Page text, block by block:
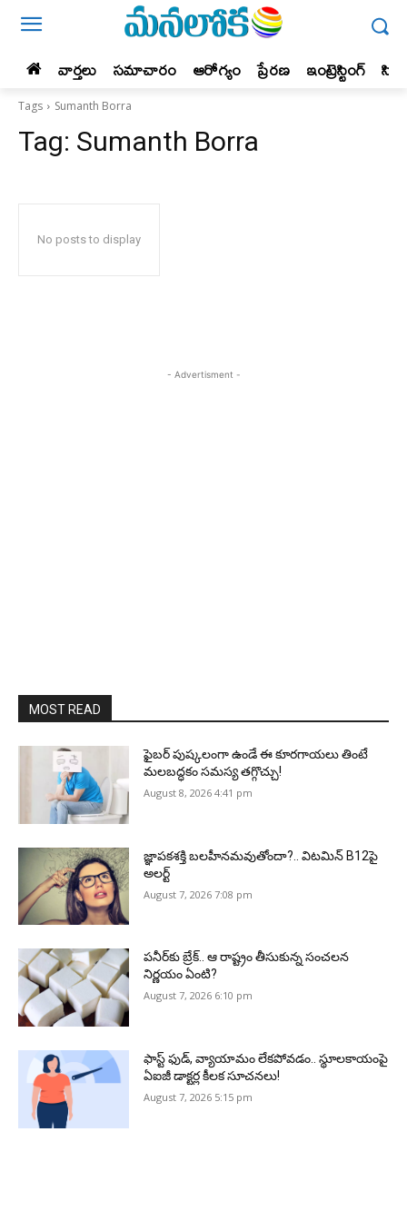
వార్తలు సమాచారం ఆరోగ్యం ప్రేర‌ణ‌ ఇంట్రెస్టింగ్‌
Tags Sumanth Borra
Tag: Sumanth Borra
No posts to display
- Advertisment -
MOST READ
ఫైబర్‌ పుష్కలంగా ఉండే ఈ కూరగాయలు తింటే
మలబద్ధకం సమస్య తగ్గొచ్చు!
August 8, 2026 4:41 pm
జ్ఞాపకశక్తి బలహీనమవుతోందా?.. విటమిన్ B12పై
అలర్ట్
August 7, 2026 7:08 pm
పనీర్‌కు బ్రేక్.. ఆ రాష్ట్రం తీసుకున్న సంచలన
నిర్ణయం ఏంటి?
August 7, 2026 6:10 pm
ఫాస్ట్ ఫుడ్, వ్యాయామం లేకపోవడం.. స్థూలకాయంపై
ఏఐజీ డాక్టర్ల కీలక సూచనలు!
August 7, 2026 5:15 pm